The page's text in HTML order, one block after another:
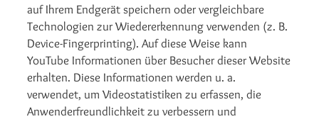
auf Ihrem Endgerät speichern oder vergleichbare
Technologien zur Wiedererkennung verwenden (z. B.
Device-Fingerprinting). Auf diese Weise kann
YouTube Informationen über Besucher dieser Website
erhalten. Diese Informationen werden u. a.
verwendet, um Videostatistiken zu erfassen, die
Anwenderfreundlichkeit zu verbessern und